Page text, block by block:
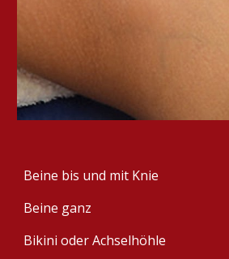
Beine bis und mit Knie
Beine ganz
Bikini oder Achselhöhle